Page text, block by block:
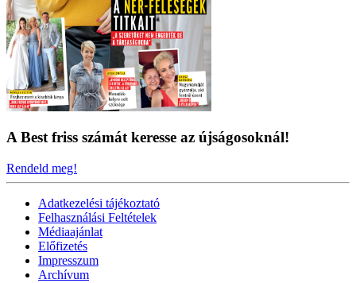
A Best friss számát keresse az újságosoknál!
Rendeld meg!
Adatkezelési tájékoztató
Felhasználási Feltételek
Médiaajánlat
Előfizetés
Impresszum
Archívum